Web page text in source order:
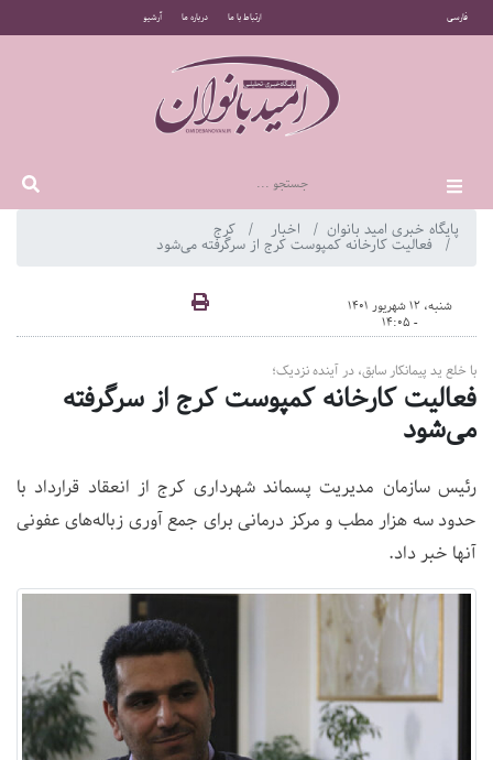
فارسی ارتباط با ما درباره ما آرشیو
پایگاه خبری امید بانوان اخبار کرج
فعالیت کارخانه کمپوست کرج از سرگرفته می‌شود
شنبه، 12 شهریور 1401
- 14:05
با خلع ید پیمانکار سابق، در آینده نزدیک؛
فعالیت کارخانه کمپوست کرج از سرگرفته
می‌شود
رئیس سازمان مدیریت پسماند شهرداری کرج از انعقاد قرارداد با
حدود سه هزار مطب و مرکز درمانی برای جمع آوری زباله‌های عفونی
آنها خبر داد.